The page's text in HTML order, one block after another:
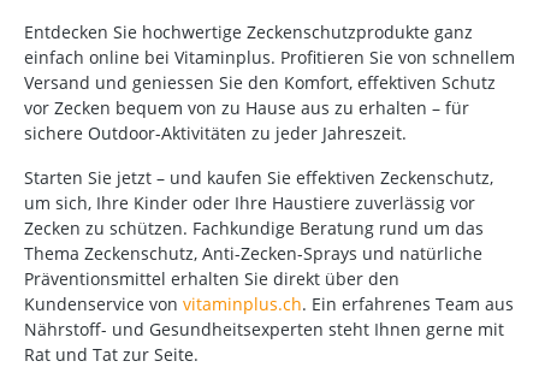
Entdecken Sie hochwertige Zeckenschutzprodukte ganz
einfach online bei Vitaminplus. Profitieren Sie von schnellem
Versand und geniessen Sie den Komfort, effektiven Schutz
vor Zecken bequem von zu Hause aus zu erhalten – für
sichere Outdoor-Aktivitäten zu jeder Jahreszeit.
Starten Sie jetzt – und kaufen Sie effektiven Zeckenschutz,
um sich, Ihre Kinder oder Ihre Haustiere zuverlässig vor
Zecken zu schützen. Fachkundige Beratung rund um das
Thema Zeckenschutz, Anti-Zecken-Sprays und natürliche
Präventionsmittel erhalten Sie direkt über den
Kundenservice von vitaminplus.ch. Ein erfahrenes Team aus
Nährstoff- und Gesundheitsexperten steht Ihnen gerne mit
Rat und Tat zur Seite.